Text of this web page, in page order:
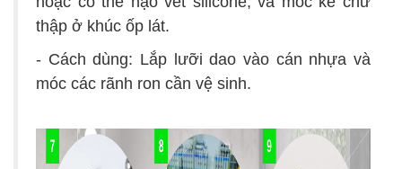
thập ở khúc ốp lát.
- Cách dùng: Lắp lưỡi dao vào cán nhựa và
móc các rãnh ron cần vệ sinh.